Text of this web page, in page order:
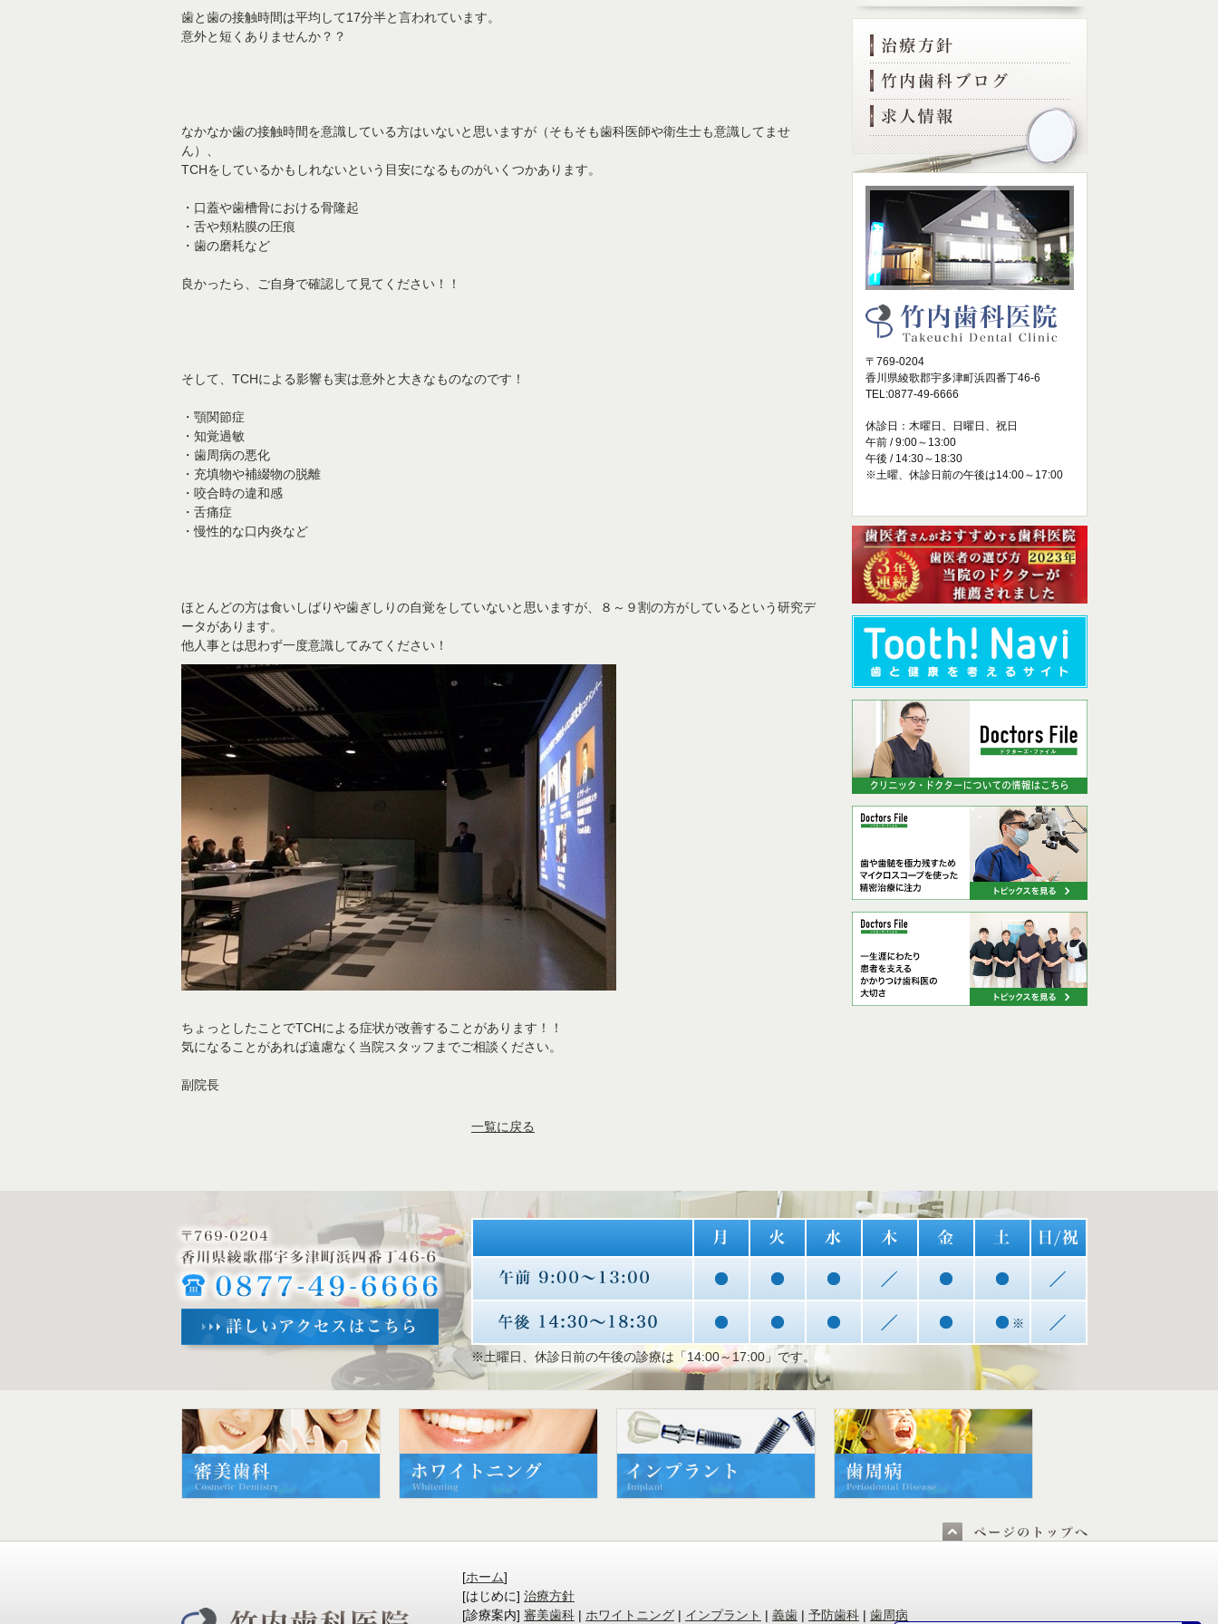
歯と歯の接触時間は平均して17分半と言われています。
意外と短くありませんか？？
なかなか歯の接触時間を意識している方はいないと思いますが（そもそも歯科医師や衛生士も意識してませ
ん）、
TCHをしているかもしれないという目安になるものがいくつかあります。
・口蓋や歯槽骨における骨隆起
・舌や頬粘膜の圧痕
・歯の磨耗など
良かったら、ご自身で確認して見てください！！
そして、TCHによる影響も実は意外と大きなものなのです！
・顎関節症
・知覚過敏
・歯周病の悪化
・充填物や補綴物の脱離
・咬合時の違和感
・舌痛症
・慢性的な口内炎など
ほとんどの方は食いしばりや歯ぎしりの自覚をしていないと思いますが、８～９割の方がしているという研究デ
ータがあります。
他人事とは思わず一度意識してみてください！
ちょっとしたことでTCHによる症状が改善することがあります！！
気になることがあれば遠慮なく当院スタッフまでご相談ください。
副院長
一覧に戻る
〒769-0204
香川県綾歌郡宇多津町浜四番丁46-6
TEL:0877-49-6666
休診日：木曜日、日曜日、祝日
午前 / 9:00～13:00
午後 / 14:30～18:30
※土曜、休診日前の午後は14:00～17:00
※土曜日、休診日前の午後の診療は「14:00～17:00」です。
[ホーム]
[はじめに] 治療方針
[診療案内] 審美歯科 | ホワイトニング | インプラント | 義歯 | 予防歯科 | 歯周病